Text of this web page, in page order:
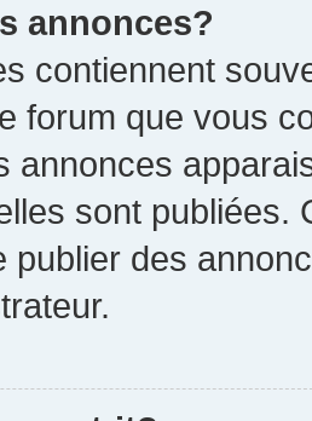
annonces?
contiennent
forum que vous
annonces
sont publiées.
publier des